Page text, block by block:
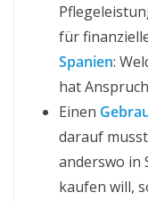
für
Spanien:
hat
Einen
darauf
anderswo in
kaufen will,